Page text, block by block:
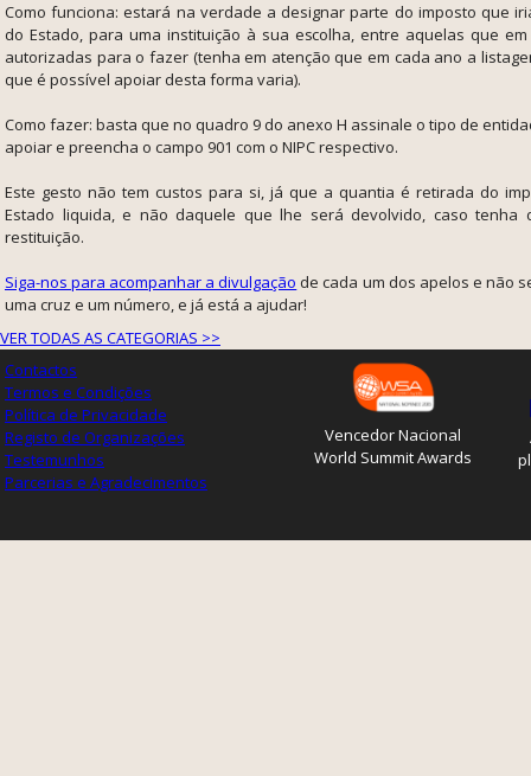
Como funciona: estará na verdade a designar parte do imposto que
do Estado, para uma instituição à sua escolha, entre aquelas que
autorizadas para o fazer (tenha em atenção que em cada ano a
que é possível apoiar desta forma varia).
Como fazer: basta que no quadro 9 do anexo H assinale o tipo de
apoiar e preencha o campo 901 com o NIPC respectivo.
Este gesto não tem custos para si, já que a quantia é retirada do
Estado liquida, e não daquele que lhe será devolvido, caso tenha
restituição.
Siga-nos para acompanhar a divulgação de cada um dos apelos e não
uma cruz e um número, e já está a ajudar!
VER TODAS AS CATEGORIAS >>
Contactos
Termos e Condições
Política de Privacidade
Registo de Organizações
Testemunhos
Parcerias e Agradecimentos
Vencedor Nacional
World Summit Awards